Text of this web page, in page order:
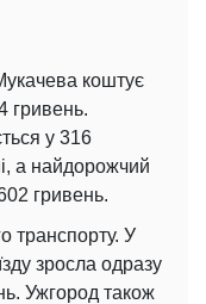
коштує
гривень.
у 316
а найдорожчий
гривень.
транспорту. У
зросла одразу
Ужгород також